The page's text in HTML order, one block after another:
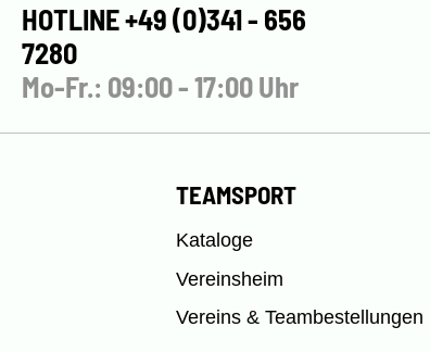
HOTLINE +49 (0)341 - 656
7280
Mo-Fr.: 09:00 - 17:00 Uhr
TEAMSPORT
Kataloge
Vereinsheim
Vereins & Teambestellungen